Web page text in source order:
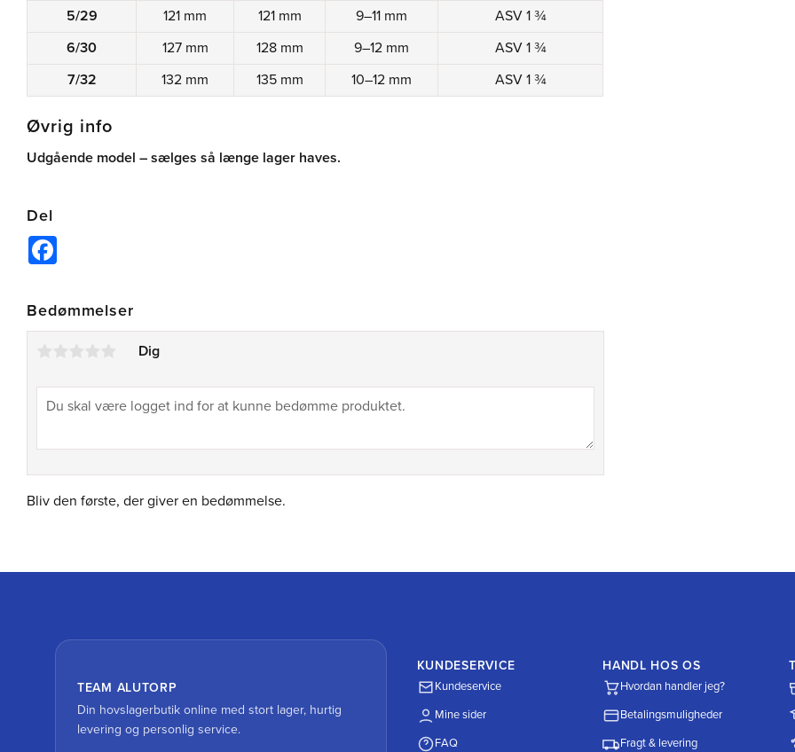
5/29
121 mm 121 mm 9–11 mm
ASV 1 ¾
6/30
127 mm 128 mm 9–12 mm
ASV 1 ¾
7/32
132 mm 135 mm 10–12 mm ASV 1 ¾
Øvrig info
Udgående model – sælges så længe lager haves.
Del
Bedømmelser
Dig
Bliv den første, der giver en bedømmelse.
TEAM ALUTORP
Din hovslagerbutik online med stort lager, hurtig
levering og personlig service.
KUNDESERVICE
Kundeservice
Mine sider
FAQ
HANDL HOS OS
Hvordan handler jeg?
Betalingsmuligheder
Fragt & levering